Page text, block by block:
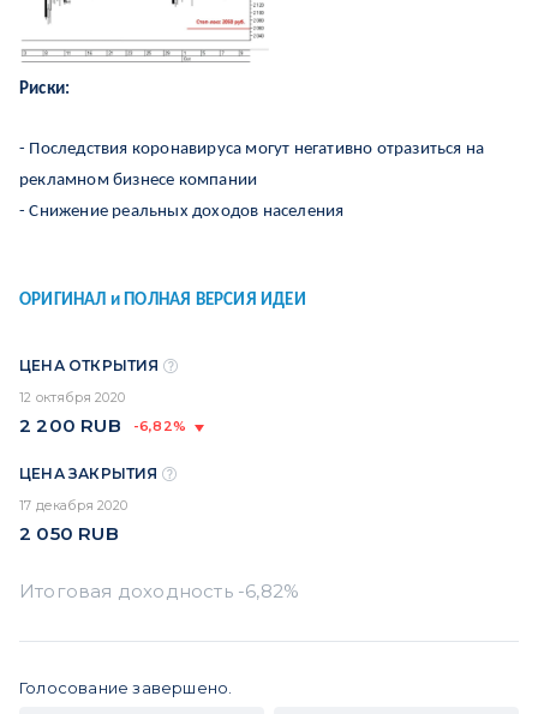
Риски:
- Последствия коронавируса могут негативно отразиться на
рекламном бизнесе компании
- Снижение реальных доходов населения
ОРИГИНАЛ и ПОЛНАЯ ВЕРСИЯ ИДЕИ
ЦЕНА ОТКРЫТИЯ
12 октября 2020
2 200 RUB -6,82%
ЦЕНА ЗАКРЫТИЯ
17 декабря 2020
2 050 RUB
Голосование завершено.